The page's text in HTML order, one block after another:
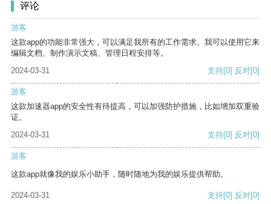
评论
游客
这款app的功能非常强大，可以满足我所有的工作需求。我可以使用它来
编辑文档、制作演示文稿、管理日程安排等。
2024-03-31
支持[0] 反对[0]
游客
这款加速器app的安全性有待提高，可以加强防护措施，比如增加双重验
证。
2024-03-31
支持[0] 反对[0]
游客
这款app就像我的娱乐小助手，随时随地为我的娱乐提供帮助。
2024-03-31 支持[0] 反对[0]